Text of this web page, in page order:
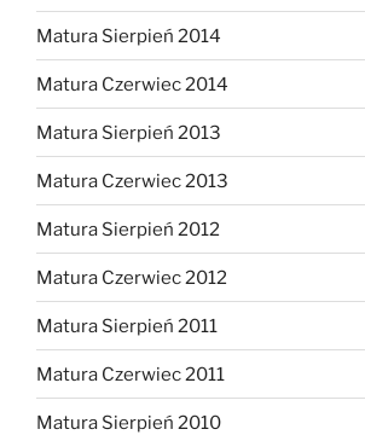
Matura Sierpień 2014
Matura Czerwiec 2014
Matura Sierpień 2013
Matura Czerwiec 2013
Matura Sierpień 2012
Matura Czerwiec 2012
Matura Sierpień 2011
Matura Czerwiec 2011
Matura Sierpień 2010